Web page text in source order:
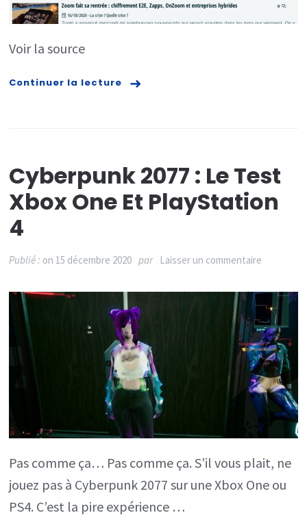
«
Yuka
Voir la source
Continuer la lecture
Cyberpunk 2077 : Le Test
Xbox One Et PlayStation
4
Publié : on 15 décembre 2020 par Laisser un commentaire
2077
:
le
test
Xbox
One
et
Pas comme ça… Pas comme ça. S’il vous plait, ne
jouez pas à Cyberpunk 2077 sur une Xbox One ou
PS4. C’est la pire expérience …